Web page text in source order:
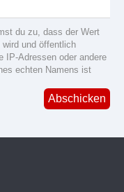
du zu, dass der Wert
und öffentlich
IP-Adressen oder andere
echten Namens ist
Abschicken